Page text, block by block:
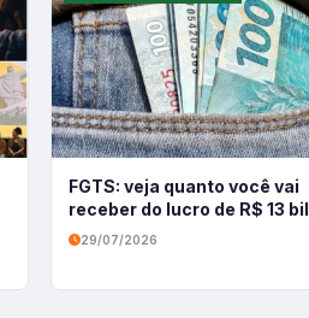
FGTS: veja quanto você vai
receber do lucro de R$ 13
29/07/2026